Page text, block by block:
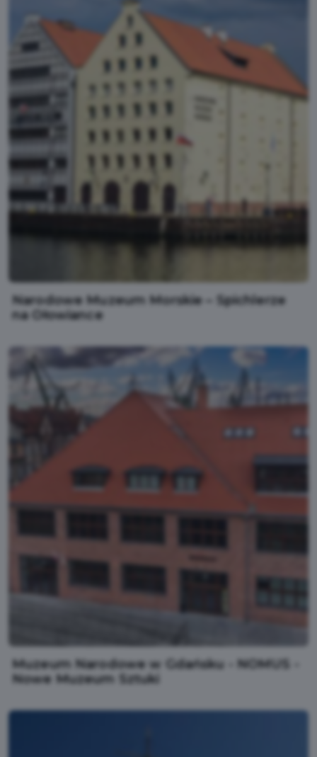
Narodowe Muzeum Morskie – Spichlerze
na Ołowiance
Muzeum Narodowe w Gdańsku - NOMUS -
Nowe Muzeum Sztuki